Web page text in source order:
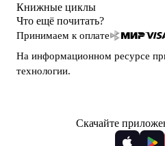
Книжные циклы
Что ещё почитать?
Принимаем к оплате
На информационном ресурсе
технологии.
Скачайте